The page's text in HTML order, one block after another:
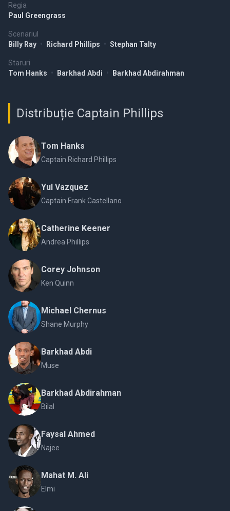
Regia
Paul Greengrass
Scenariul
Billy Ray • Richard Phillips • Stephan Talty
Staruri
Tom Hanks • Barkhad Abdi • Barkhad Abdirahman
Distribuție Captain Phillips
Tom Hanks
Captain Richard Phillips
Yul Vazquez
Captain Frank Castellano
Catherine Keener
Andrea Phillips
Corey Johnson
Ken Quinn
Michael Chernus
Shane Murphy
Barkhad Abdi
Muse
Barkhad Abdirahman
Bilal
Faysal Ahmed
Najee
Mahat M. Ali
Elmi